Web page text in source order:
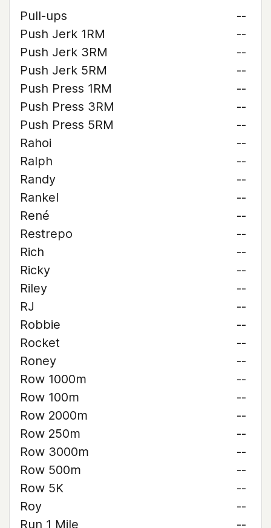
Pull-ups
--
Push Jerk 1RM
--
Push Jerk 3RM
--
Push Jerk 5RM
--
Push Press 1RM
--
Push Press 3RM
--
Push Press 5RM
--
Rahoi
--
Ralph
--
Randy
--
Rankel
--
René
--
Restrepo
--
Rich
--
Ricky
--
Riley
--
RJ
--
Robbie
--
Rocket
--
Roney
--
Row 1000m
--
Row 100m
--
Row 2000m
--
Row 250m
--
Row 3000m
--
Row 500m
--
Row 5K
--
Roy
--
Run 1 Mile
--